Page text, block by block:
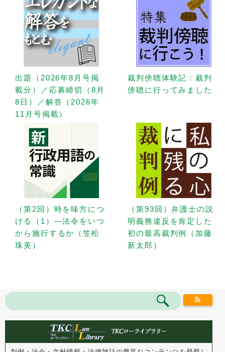
出題（2026年8月号掲
載分）／応募締切（8月
8日）／解答（2026年
11月号掲載）
裁判傍聴体験記：裁判
傍聴に行ってみました
（第2回）時を味方につ
ける（1）—法令をいつ
から施行するか（笠松
珠美）
（第93回）弁護士の説
明義務違反を肯定した
初の最高裁判例（加藤
新太郎）